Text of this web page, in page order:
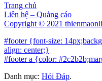
Trang chủ
Liên hệ – Quảng cáo
Copyright © 2021
#footer {font-size:
align: center;}
#footer a {color:
Danh mục: Hỏi Đáp.